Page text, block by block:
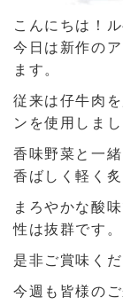
こんにちは！
今日は新作の
ます。
従来は仔牛肉
ンを使用しまし
香味野菜と一
香ばしく軽く
まろやかな酸
性は抜群です。
是非ご賞味く
今週も皆様の